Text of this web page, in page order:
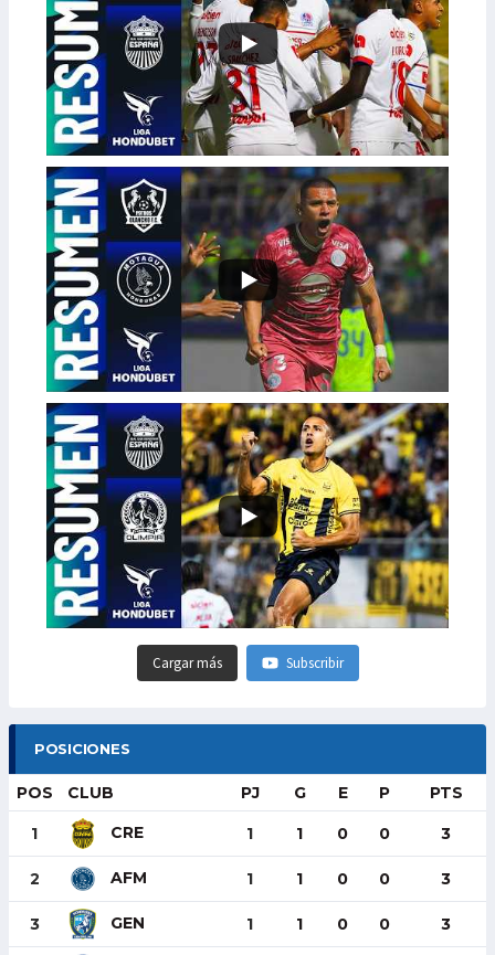
Cargar más Subscribir
POSICIONES
POS CLUB PJ G E P PTS
1 CRE 1 1 0 0 3
2 AFM 1 1 0 0 3
3 GEN 1 1 0 0 3